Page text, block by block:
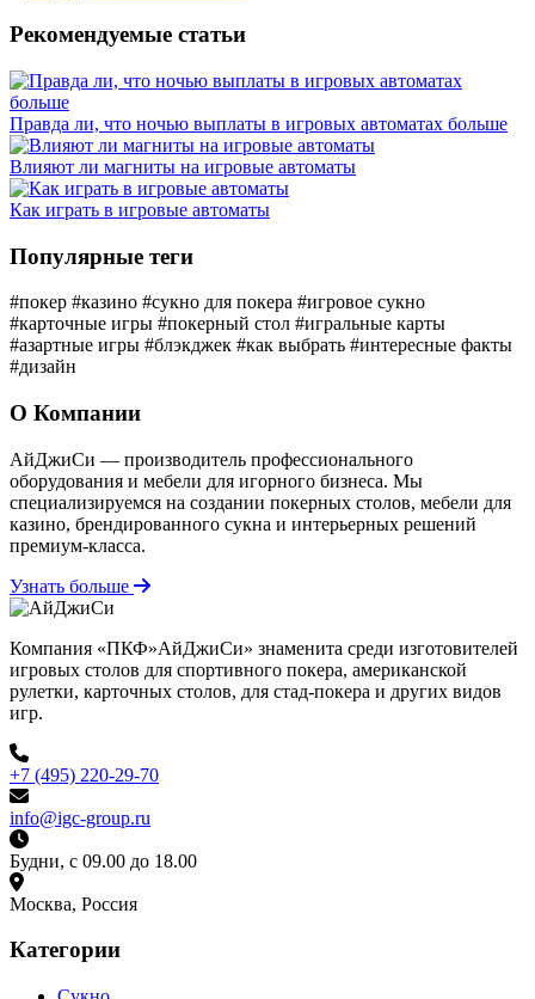
Рекомендуемые статьи
Правда ли, что ночью выплаты в игровых автоматах больше
Влияют ли магниты на игровые автоматы
Как играть в игровые автоматы
Популярные теги
#покер #казино #сукно для покера #игровое сукно
#карточные игры #покерный стол #игральные карты
#азартные игры #блэкджек #как выбрать #интересные факты
#дизайн
О Компании
АйДжиСи — производитель профессионального
оборудования и мебели для игорного бизнеса. Мы
специализируемся на создании покерных столов, мебели для
казино, брендированного сукна и интерьерных решений
премиум-класса.
Узнать больше
Компания «ПКФ»АйДжиСи» знаменита среди изготовителей
игровых столов для спортивного покера, американской
рулетки, карточных столов, для стад-покера и других видов
игр.
+7 (495) 220-29-70
info@igc-group.ru
Будни, с 09.00 до 18.00
Москва, Россия
Категории